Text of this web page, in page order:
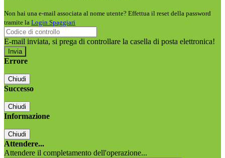
Non hai una e-mail associata al nome utente? Effettua il reset della password
tramite la Login Spaggiari
E-mail inviata, si prega di controllare la casella di posta elettronica!
Errore
Chiudi
Successo
Chiudi
Informazione
Chiudi
Attendere...
Attendere il completamento dell'operazione...